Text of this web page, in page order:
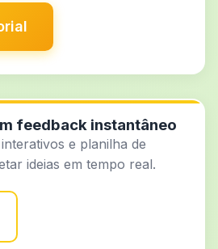
feedback instantâneo
e planilha de
ideias em tempo real.